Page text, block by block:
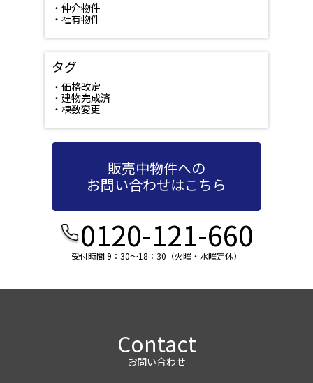
・仲介物件
・社有物件
タグ
・価格改定
・建物完成済
・棟数変更
販売中物件への
お問い合わせはこちら
0120-121-660
受付時間 9：30～18：30（火曜・水曜定休）
Contact
お問い合わせ